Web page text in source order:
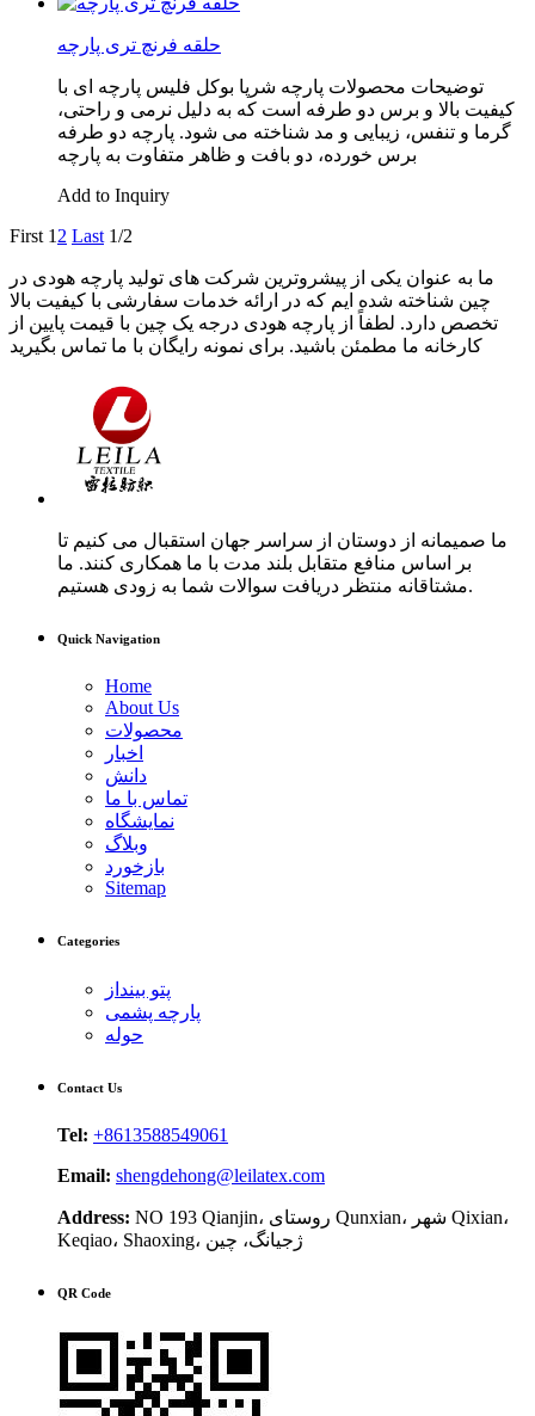
حلقه فرنچ تری پارچه
توضیحات محصولات پارچه شرپا بوکل فلیس پارچه ای با
کیفیت بالا و برس دو طرفه است که به دلیل نرمی و راحتی،
گرما و تنفس، زیبایی و مد شناخته می شود. پارچه دو طرفه
برس خورده، دو بافت و ظاهر متفاوت به پارچه
Add to Inquiry
First 1 2 Last 1/2
ما به عنوان یکی از پیشروترین شرکت های تولید پارچه هودی در
چین شناخته شده ایم که در ارائه خدمات سفارشی با کیفیت بالا
تخصص دارد. لطفاً از پارچه هودی درجه یک چین با قیمت پایین از
کارخانه ما مطمئن باشید. برای نمونه رایگان با ما تماس بگیرید
ما صمیمانه از دوستان از سراسر جهان استقبال می کنیم تا
بر اساس منافع متقابل بلند مدت با ما همکاری کنند. ما
مشتاقانه منتظر دریافت سوالات شما به زودی هستیم.
Quick Navigation
Home
About Us
محصولات
اخبار
دانش
تماس با ما
نمایشگاه
وبلاگ
بازخورد
Sitemap
Categories
پتو بینداز
پارچه پشمی
حوله
Contact Us
Tel: +8613588549061
Email: shengdehong@leilatex.com
Address: NO 193 Qianjin، روستای Qunxian، شهر Qixian،
Keqiao، Shaoxing، ژجیانگ، چین
QR Code